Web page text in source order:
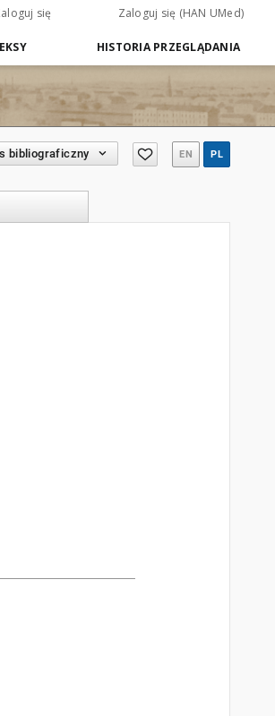
się Zaloguj się (HAN UMed)
HISTORIA PRZEGLĄDANIA
bibliograficzny EN PL